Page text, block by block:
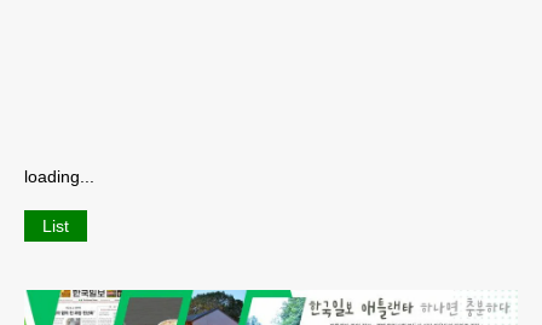
loading...
List